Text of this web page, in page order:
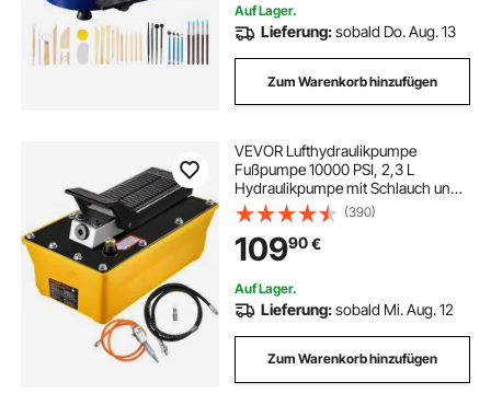
press maschine maschinen presse
t-shirt druck maschine
t shirt druck maschine
Auf Lager.
Lieferung:sobald Do. Aug. 13
Zum Warenkorb hinzufügen
VEVOR Lufthydraulikpumpe
Fußpumpe 10000 PSI, 2,3 L
Hydraulikpumpe mit Schlauch und
Spritzpistole, 700 kg/cm²
Einstellbarer Druck und 0,7-1
Bereich für das Aufrüsten und
Bewegen von schweren Maschine
(390)
10990€
Auf Lager.
Lieferung:sobald Mi. Aug. 12
Zum Warenkorb hinzufügen